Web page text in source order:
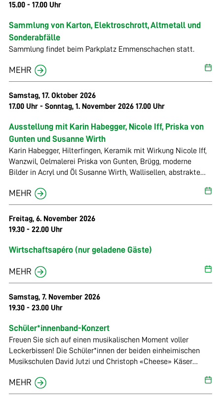
15.00 - 17.00 Uhr
Sammlung von Karton, Elektroschrott, Altmetall und
Sonderabfälle
Sammlung findet beim Parkplatz Emmenschachen statt.
MEHR
Samstag, 17. Oktober 2026
17.00 Uhr - Sonntag, 1. November 2026 17.00 Uhr
Ausstellung mit Karin Habegger, Nicole Iff, Priska von
Gunten und Susanne Wirth
Karin Habegger, Hilterfingen, Keramik mit Wirkung Nicole Iff,
Wanzwil, Oelmalerei Priska von Gunten, Brügg, moderne
Bilder in Acryl und Öl Susanne Wirth, Wallisellen, abstrakte
musikalische Umrahmung mit The 2 of us Finissage: Sonntag,
1. November 2026 Spezielle Veranstaltungen: Jeden Sonntag
Live-Painting mit Priska von Gunten Öffnungszeiten: Freitag
17 - 20 Uhr, Samstag und Sonntag: 13 - 17 Uhr
MEHR
Freitag, 6. November 2026
19.30 - 22.00 Uhr
Wirtschaftsapéro (nur geladene Gäste)
MEHR
Samstag, 7. November 2026
19.30 - 23.00 Uhr
Schüler*innenband-Konzert
Freuen Sie sich auf einen musikalischen Moment voller
Leckerbissen! Die Schüler*innen der beiden einheimischen
Musikschulen David Jutzi und Christoph «Cheese» Käser
Können zum Besten geben. Dave Jutzi und Christoph Käser
sind seit Jahren erfolgreiche Musiker, Dave unterrichtet vor
MEHR